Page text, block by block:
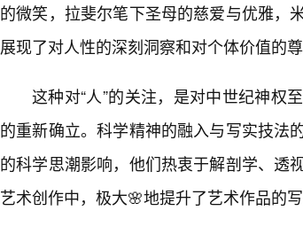
的微笑，拉斐尔笔下圣母的慈爱与优雅，
展现了对人性的深刻洞察和对个体价值的尊
这种对“人”的关注，是对中世纪神权
的重新确立。科学精神的融入与写实技法
的科学思潮影响，他们热衷于解剖学、透
艺术创作中，极大🌸地提升了艺术作品的写